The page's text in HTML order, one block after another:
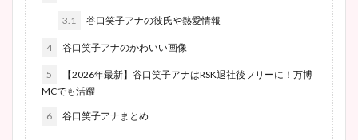
3.1 谷口笑子アナの彼氏や熱愛情報
4 谷口笑子アナのかわいい画像
5
【2026年最新】谷口笑子アナはRSK退社後フリーに！万博
MCでも活躍
6 谷口笑子アナまとめ